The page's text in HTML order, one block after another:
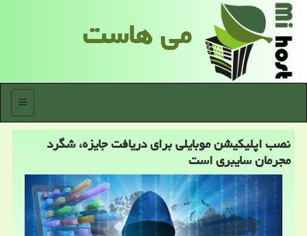
می هاست
منو
نصب اپلیكیشن موبایلی برای دریافت جایزه، شگرد
مجرمان سایبری است